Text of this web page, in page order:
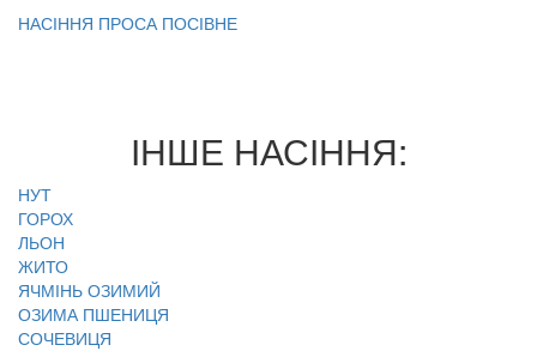
НАСІННЯ ПРОСА ПОСІВНЕ
ІНШЕ НАСІННЯ:
НУТ
ГОРОХ
ЛЬОН
ЖИТО
ЯЧМІНЬ ОЗИМИЙ
ОЗИМА ПШЕНИЦЯ
СОЧЕВИЦЯ